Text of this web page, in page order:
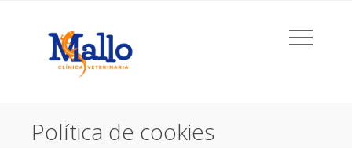
Política de cookies